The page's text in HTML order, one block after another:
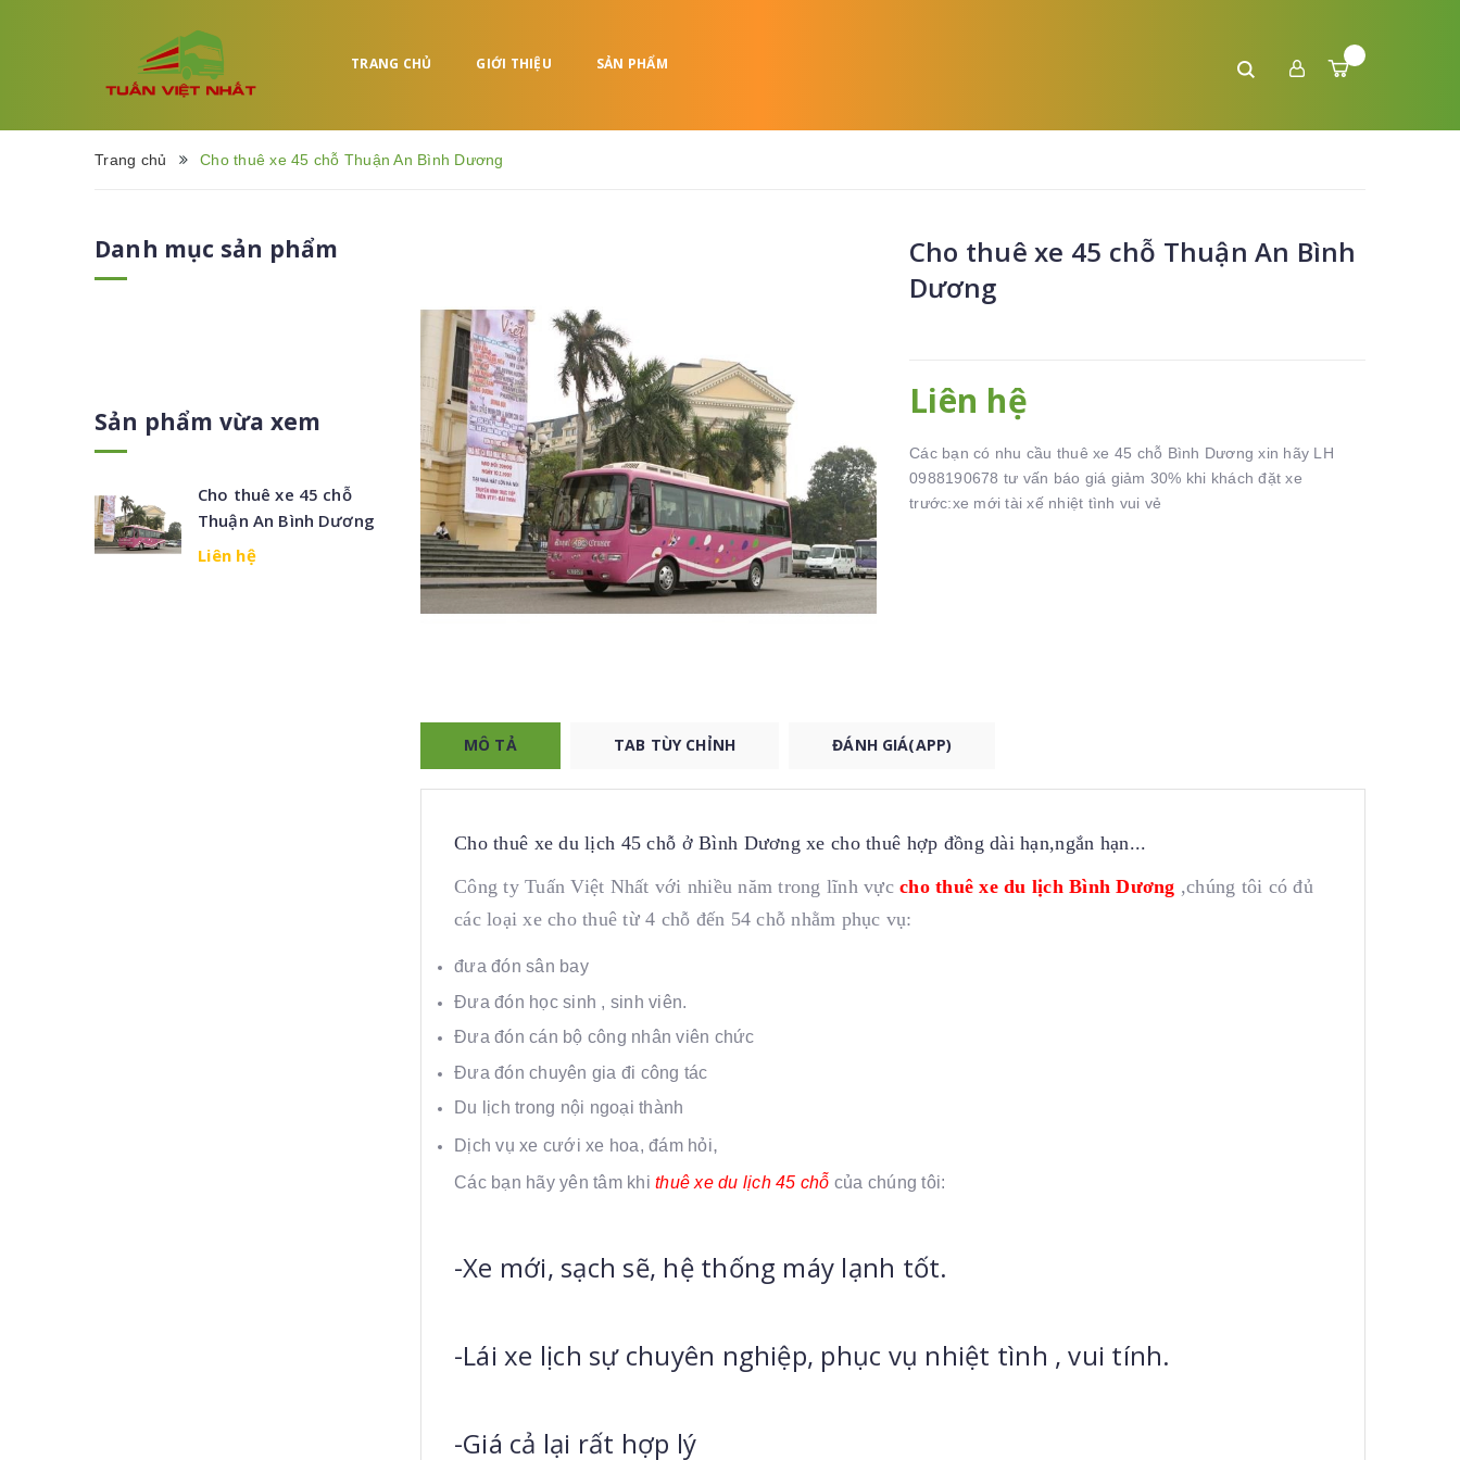
TRANG CHỦ GIỚI THIỆU SẢN PHẨM
Trang chủ Cho thuê xe 45 chỗ Thuận An Bình Dương
Danh mục sản phẩm
Sản phẩm vừa xem
Cho thuê xe 45 chỗ
Thuận An Bình Dương
Liên hệ
Cho thuê xe 45 chỗ Thuận An Bình
Dương
Liên hệ
Các bạn có nhu cầu thuê xe 45 chỗ Bình Dương xin hãy LH
0988190678 tư vấn báo giá giảm 30% khi khách đặt xe
trước:xe mới tài xế nhiệt tình vui vẻ
MÔ TẢ TAB TÙY CHỈNH ĐÁNH GIÁ(APP)
Cho thuê xe du lịch 45 chỗ ở Bình Dương xe cho thuê hợp đồng dài hạn,ngắn hạn...
Công ty Tuấn Việt Nhất với nhiều năm trong lĩnh vực cho thuê xe du lịch Bình Dương ,chúng tôi có đủ
các loại xe cho thuê từ 4 chỗ đến 54 chỗ nhằm phục vụ:
đưa đón sân bay
Đưa đón học sinh , sinh viên.
Đưa đón cán bộ công nhân viên chức
Đưa đón chuyên gia đi công tác
Du lịch trong nội ngoại thành
Dịch vụ xe cưới xe hoa, đám hỏi,
Các bạn hãy yên tâm khi thuê xe du lịch 45 chỗ của chúng tôi:
-Xe mới, sạch sẽ, hệ thống máy lạnh tốt.
-Lái xe lịch sự chuyên nghiệp, phục vụ nhiệt tình , vui tính.
-Giá cả lại rất hợp lý